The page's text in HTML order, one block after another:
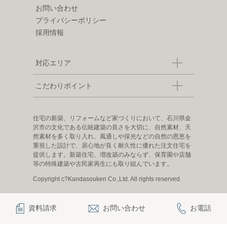
お問い合わせ
プライバシーポリシー
採用情報
対応エリア
こだわりポイント
住宅の新築、リフォームなど家づくりにおいて、石川県金
沢市の文化である伝統建築の良さを大切に、自然素材、天
然素材を多く取り入れ、風通しや採光などの自然の恩恵を
重視した設計で、居心地が良く耐久性に優れた注文住宅を
提供します。新築住宅、増改築のみならず、保育園や店舗
等の特殊建築や古民家再生にも取り組んでいます。
Copyright c?Kandasouken Co.,Ltd. All rights reserved.
資料請求 お問い合わせ お電話